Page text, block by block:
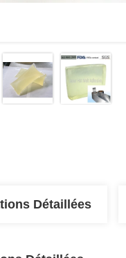
Détaillées